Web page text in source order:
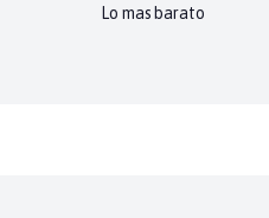
Lo mas barato